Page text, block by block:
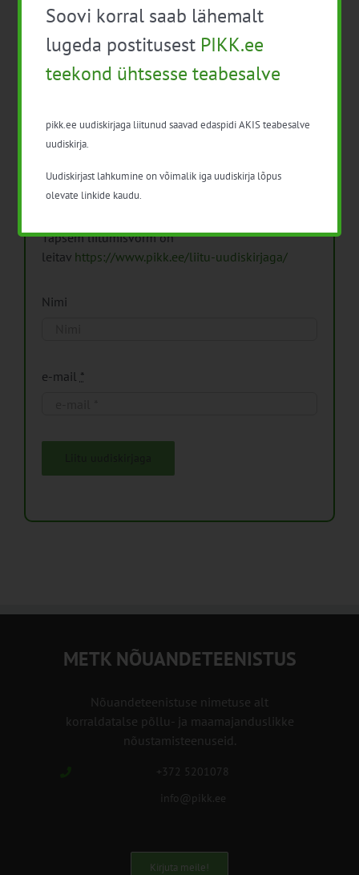
Pikk.ee uudiskirjaga liitumine.
Isikuandmeid töötleme vastavalt
Isikuandmete
Täpsem liitumisvorm on
leitav https://www.pikk.ee/liitu-uudiskirjaga/
Nimi
e-mail *
METK NÕUANDETEENISTUS
Nõuandeteenistuse nimetuse alt
korraldatalse põllu- ja maamajanduslikke
nõustamisteenuseid.
+372 5201078
info@pikk.ee
Kirjuta meile!
Soovi korral saab lähemalt
lugeda postitusest PIKK.ee
teekond ühtsesse teabesalve
pikk.ee uudiskirjaga liitunud saavad edaspidi AKIS teabesalve
uudiskirja.
Uudiskirjast lahkumine on võimalik iga uudiskirja lõpus
olevate linkide kaudu.